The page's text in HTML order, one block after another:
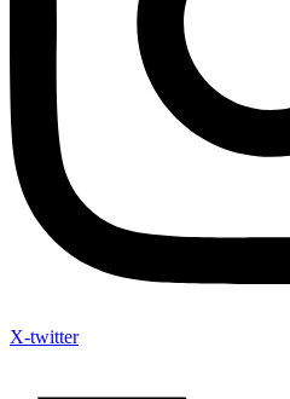
X-twitter